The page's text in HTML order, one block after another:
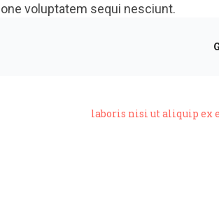
voluptatem sequi nesciunt.
laboris nisi ut aliquip ex